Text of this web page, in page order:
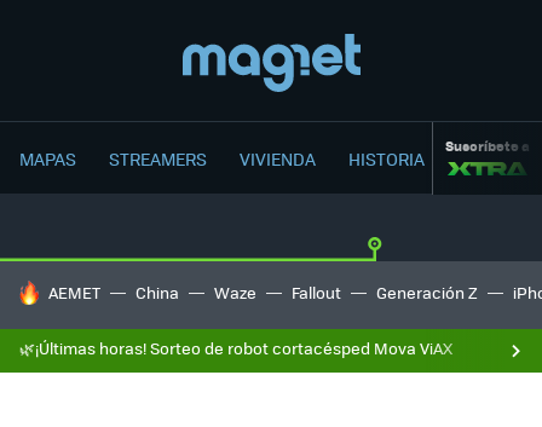
MAPAS STREAMERS VIVIENDA HISTORIA Suscríbete a
HOY SE HABLA DE
AEMET China Waze Fallout Generación Z
🌿¡Últimas horas! Sorteo de robot cortacésped Mova ViAX